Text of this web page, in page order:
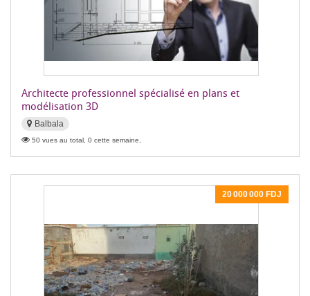
Architecte professionnel spécialisé en plans et
modélisation 3D
Balbala
50 vues au total, 0 cette semaine,
20 000 000 FDJ